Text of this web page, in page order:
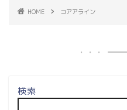
HOME コアアライン
検索